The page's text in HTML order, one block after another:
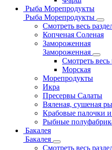
Рыба Морепродукты
Рыба Морепродукты
Смотреть весь
Копченая Соленая
Замороженная
Замороженная
Смотреть весь
Морская
Морепродукты
Икра
Пресервы Салаты
Вяленая, сушеная
Крабовые палочки
Рыбные
Бакалея
Бакалея
Смотреть весь